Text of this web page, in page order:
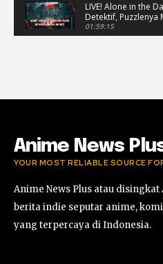
LIVE! Alone in the
Detektif, Puzzlenya
01:59:15
#ProjectWingman
Anime News
YOUR MOST RELIABLE SOURCE
Anime News Plus atau disingkat
berita indie seputar anime,
yang terpercaya di Indonesia.